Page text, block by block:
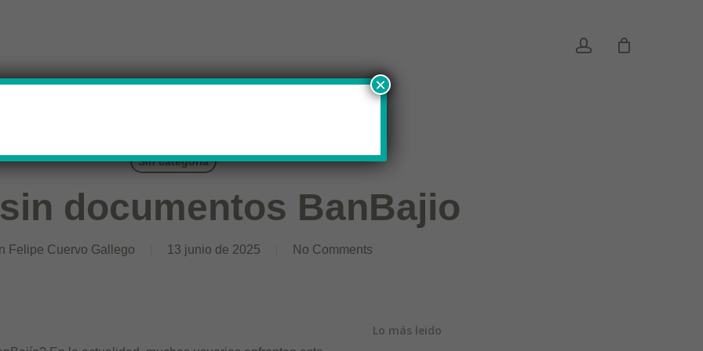
account
Sin categoría
documentos BanBajio
Felipe Cuervo Gallego 13 junio de 2025 No Comments
Lo más leido
×